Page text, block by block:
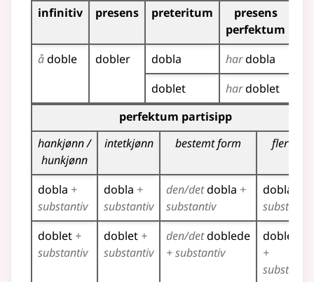
Bøyingstabell for dette verbet
infinitiv presens preteritum
presens
perfektum
ådoble dobler dobla hardobla
doblet
hardoblet
Bøyingstabell for dette verbet (partisippformer)
perfektum partisipp
hankjønn /
hunkjønn
intetkjønn bestemt form flertall
dobla +
substantiv
dobla +
substantiv
den/detdobla +
substantiv
dobla
substantiv
doblet +
substantiv
doblet +
substantiv
den/detdoblede
+ substantiv
doblede
+
substantiv